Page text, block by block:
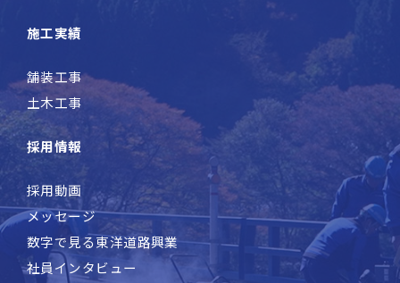
施工実績
舗装工事
土木工事
採用情報
採用動画
メッセージ
数字で見る東洋道路興業
社員インタビュー